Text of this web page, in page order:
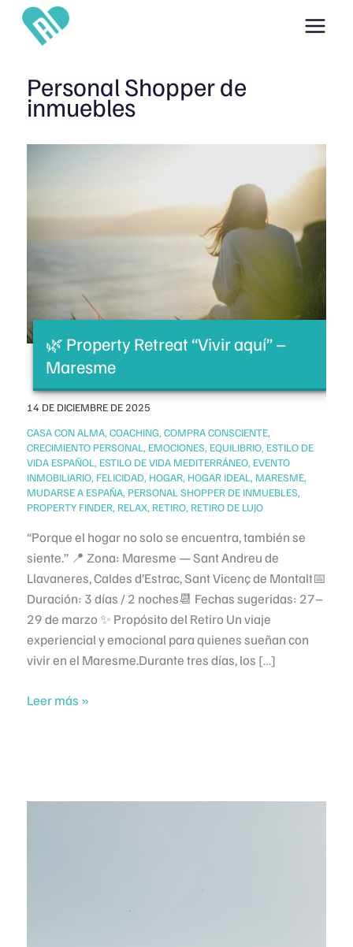
contenido
Personal Shopper de
inmuebles
🌿 Property Retreat “Vivir aquí” –
Maresme
14 DE DICIEMBRE DE 2025
CASA CON ALMA, COACHING, COMPRA CONSCIENTE,
CRECIMIENTO PERSONAL , EMOCIONES, EQUILIBRIO, ESTILO DE
VIDA ESPAÑOL , ESTILO DE VIDA MEDITERRÁNEO, EVENTO
INMOBILIARIO, FELICIDAD, HOGAR, HOGAR IDEAL , MARESME,
MUDARSE A ESPAÑA, PERSONAL SHOPPER DE INMUEBLES,
PROPERTY FINDER, RELAX, RETIRO, RETIRO DE LUJO
“Porque el hogar no solo se encuentra, también se
siente.” 📍 Zona: Maresme — Sant Andreu de
Llavaneres, Caldes d’Estrac, Sant Vicenç de Montalt📅
Duración: 3 días / 2 noches📆 Fechas sugeridas: 27–
29 de marzo ✨ Propósito del Retiro Un viaje
experiencial y emocional para quienes sueñan con
vivir en el Maresme.Durante tres días, los […]
🌿
–
Leer más »